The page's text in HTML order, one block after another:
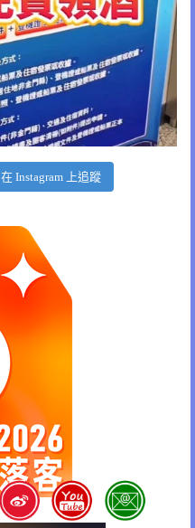
在 Instagram 上追蹤